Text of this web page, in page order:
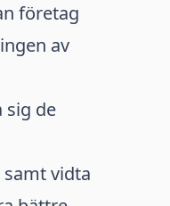
företag
av
sig de
vidta